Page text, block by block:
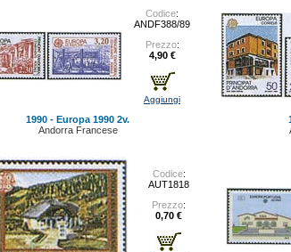
Codice:
ANDF388/89
Prezzo:
4,90 €
Aggiungi
1990 - Europa 1990 2v.
Andorra Francese
Codice:
AUT1818
Prezzo:
0,70 €